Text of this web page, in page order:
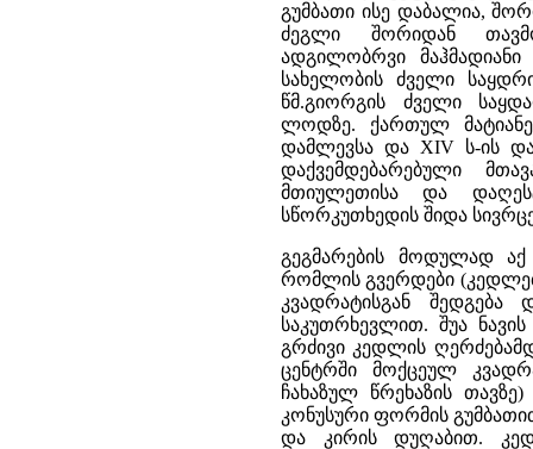
გუმბათი ისე დაბალია,
ძეგლი შორიდან
ადგილობრვი
სახელობის ძველი
წმ.გიორგის ძველი
ლოდზე. ქართულ
დამლევსა და XIV ს-ის
დაქვემდებარებული
მთიულეთისა და
სწორკუთხედის შიდა
გეგმარების მოდულად აქ
რომლის გვერდები
კვადრატისგან
საკუთრხევლით. შუა
გრძივი კედლის
ცენტრში მოქცეულ
ჩახაზულ წრეხაზის
კონუსური ფორმის
და კირის დუღაბით.